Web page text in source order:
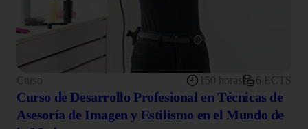
Curso 150 horas 6 ECTS
Curso de Desarrollo Profesional en Técnicas de
Asesoría de Imagen y Estilismo en el Mundo de